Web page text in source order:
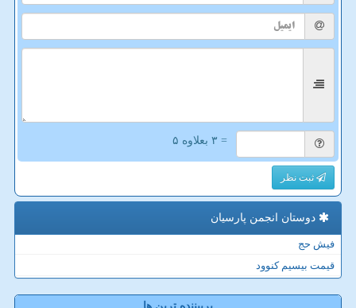
= ۳ بعلاوه ۵
ثبت نظر
دوستان انجمن پارسیان
فیش حج
قیمت بیسیم کنوود